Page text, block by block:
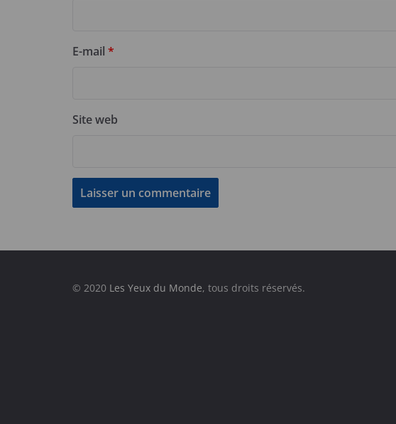
E-mail *
Site web
© 2020 Les Yeux du Monde, tous droits réservés.